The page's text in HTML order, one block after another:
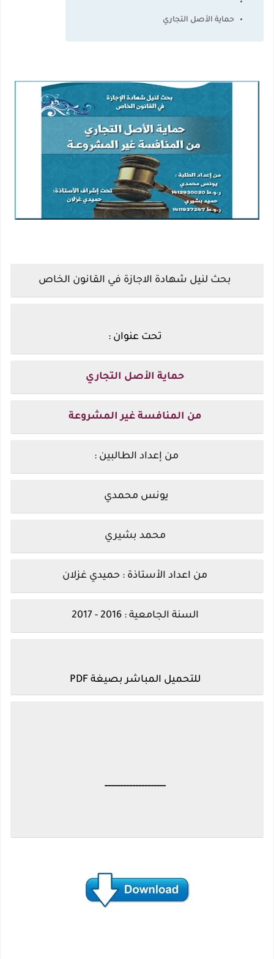
حماية الأصل التجاري
بحث لنيل شهادة الاجازة في القانون الخاص
تحت عنوان :
حماية الأصل التجاري
من المنافسة غير المشروعة
من إعداد الطالبين :
يونس محمدي
محمد بشيري
من اعداد الأستاذة : حميدي غزلان
السنة الجامعية : 2016 - 2017
للتحميل المباشر بصيغة PDF
--------------------